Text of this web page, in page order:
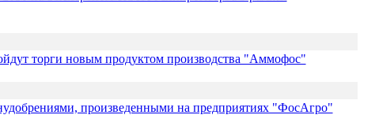
торги новым продуктом производства "Аммофос"
произведенными на предприятиях "ФосАгро"